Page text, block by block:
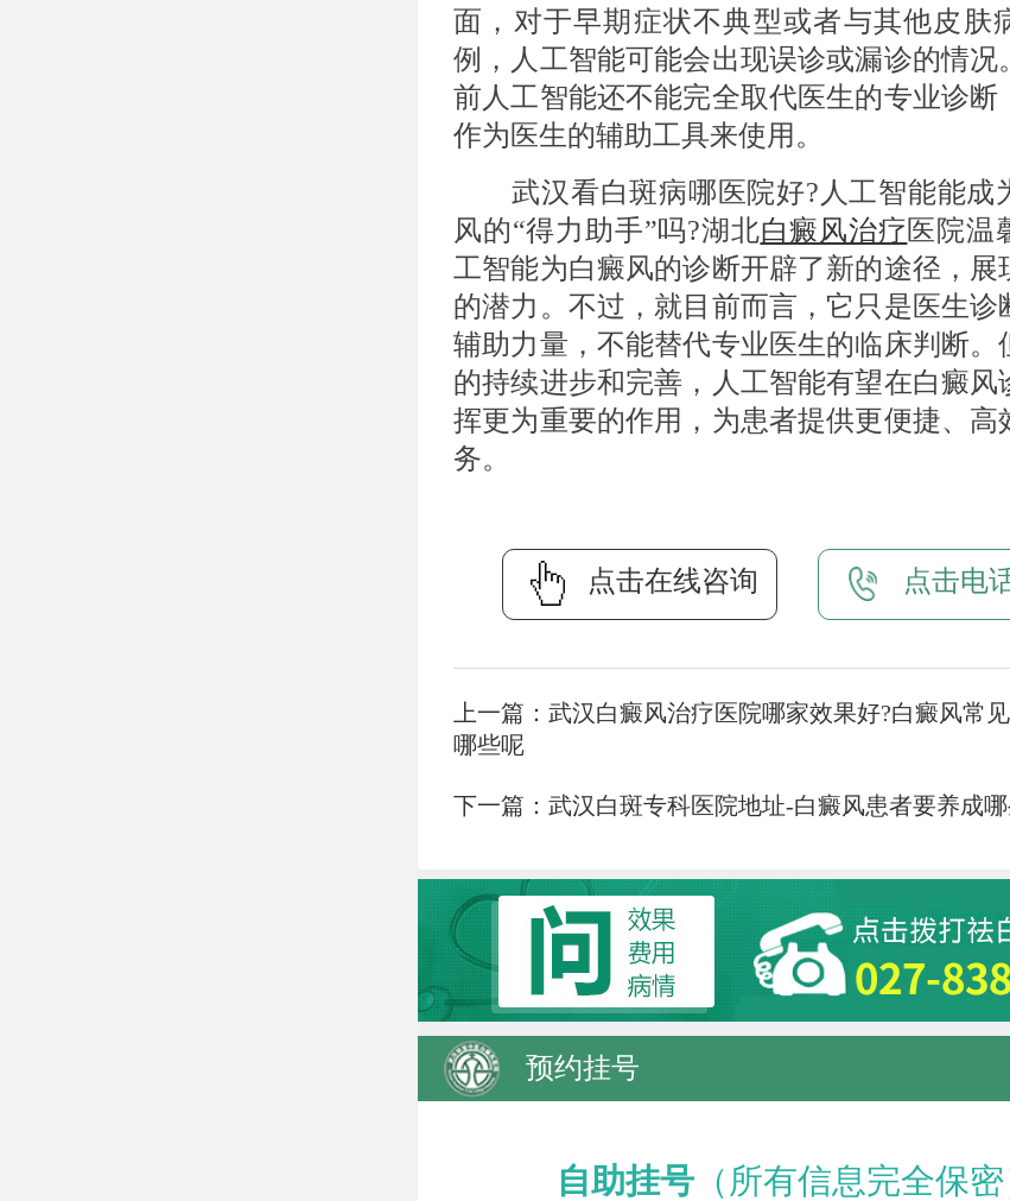
面，对于早期症状不典型或者与其他皮肤
例，人工智能可能会出现误诊或漏诊的情况
前人工智能还不能完全取代医生的专业诊断
作为医生的辅助工具来使用。
武汉看白斑病哪医院好?人工智能能成
风的“得力助手”吗?湖北白癜风治疗医院温
工智能为白癜风的诊断开辟了新的途径，展
的潜力。不过，就目前而言，它只是医生诊
辅助力量，不能替代专业医生的临床判断。
的持续进步和完善，人工智能有望在白癜风
挥更为重要的作用，为患者提供更便捷、高
务。
点击在线咨询 点击电
上一篇： 武汉白癜风治疗医院哪家效果好?白癜风常
哪些呢
下一篇： 武汉白斑专科医院地址-白癜风患者要养成
预约挂号
自助挂号 （所有信息完全保密